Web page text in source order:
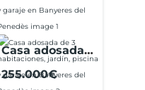
Casa adosada
de 3
255.000€